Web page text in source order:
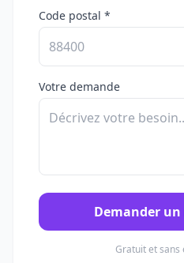
Code postal *
Votre demande
Demander
Gratuit et sans